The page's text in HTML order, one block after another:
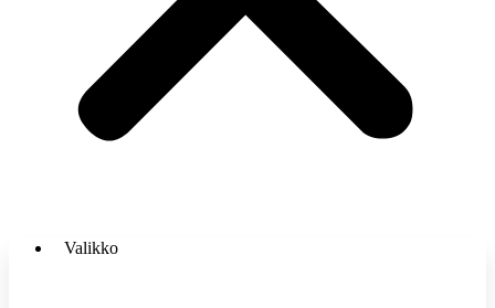
Valikko